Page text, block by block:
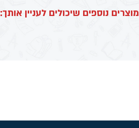
מוצרים נוספים שיכולים לעניין אותך: